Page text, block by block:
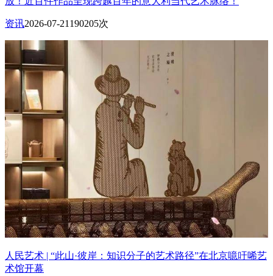
资讯2026-07-21 190205次
人民艺术 | “此山·彼岸：知识分子的艺术路径”在北京噫吁唏艺
术馆开幕